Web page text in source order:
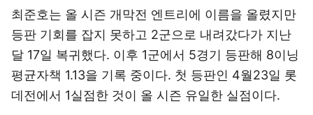
최준호는 올 시즌 개막전 엔트리에 이름을 올렸지만
등판 기회를 잡지 못하고 2군으로 내려갔다가 지난
달 17일 복귀했다. 이후 1군에서 5경기 등판해 8이닝
평균자책 1.13을 기록 중이다. 첫 등판인 4월23일 롯
데전에서 1실점한 것이 올 시즌 유일한 실점이다.